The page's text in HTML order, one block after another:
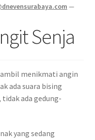
—
Senja
menikmati angin
ada suara bising
tidak ada gedung-
yang sedang